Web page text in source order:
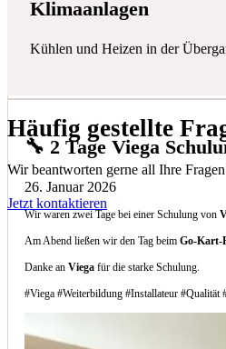
🔧 2 Tage Viega
26. Januar 2026
Wir waren zwei Tage bei einer Schulung von
Am Abend ließen wir den Tag beimGo-Kart-
Danke anViega für die starke Schulung.
#Viega #Weiterbildung #Installateur #Qualität
Klimaanlagen
Kühlen und Heizen in der
Häufig gestellte
Wir beantworten gerne all Ihre
Jetzt kontaktieren
Welche Arten von